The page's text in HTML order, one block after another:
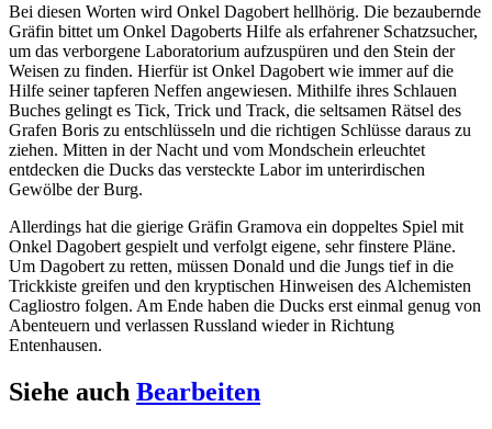
Bei diesen Worten wird Onkel Dagobert hellhörig. Die bezaubernde
Gräfin bittet um Onkel Dagoberts Hilfe als erfahrener Schatzsucher,
um das verborgene Laboratorium aufzuspüren und den Stein der
Weisen zu finden. Hierfür ist Onkel Dagobert wie immer auf die
Hilfe seiner tapferen Neffen angewiesen. Mithilfe ihres Schlauen
Buches gelingt es Tick, Trick und Track, die seltsamen Rätsel des
Grafen Boris zu entschlüsseln und die richtigen Schlüsse daraus zu
ziehen. Mitten in der Nacht und vom Mondschein erleuchtet
entdecken die Ducks das versteckte Labor im unterirdischen
Gewölbe der Burg.
Allerdings hat die gierige Gräfin Gramova ein doppeltes Spiel mit
Onkel Dagobert gespielt und verfolgt eigene, sehr finstere Pläne.
Um Dagobert zu retten, müssen Donald und die Jungs tief in die
Trickkiste greifen und den kryptischen Hinweisen des Alchemisten
Cagliostro folgen. Am Ende haben die Ducks erst einmal genug von
Abenteuern und verlassen Russland wieder in Richtung
Entenhausen.
Siehe auch Bearbeiten